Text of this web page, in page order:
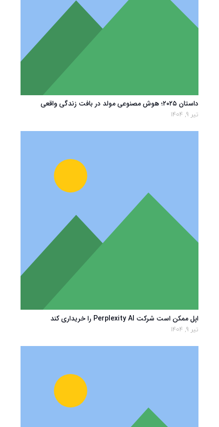
داستان ۲۰۲۵؛ هوش مصنوعی مولد در بافت زندگی واقعی
تیر 9, 1404
اپل ممکن است شرکت Perplexity AI را خریداری کند
تیر 9, 1404